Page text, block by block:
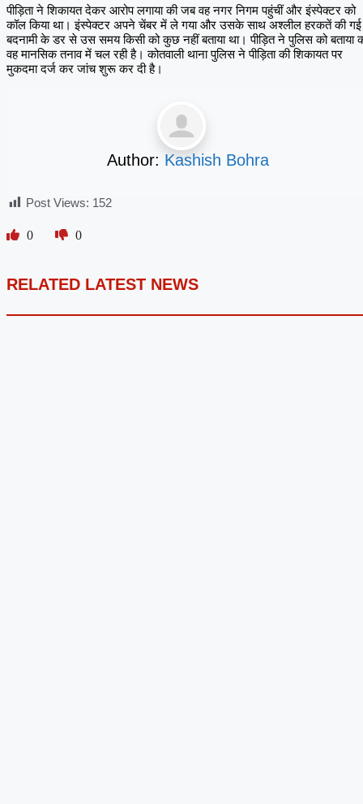
पीड़िता ने शिकायत देकर आरोप लगाया की जब वह नगर निगम पहुंचीं और इंस्पेक्टर को
कॉल किया था। इंस्पेक्टर अपने चेंबर में ले गया और उसके साथ अश्लील हरकतें की
बदनामी के डर से उस समय किसी को कुछ नहीं बताया था। पीड़ित ने पुलिस को बताया
वह मानसिक तनाव में चल रही है। कोतवाली थाना पुलिस ने पीड़िता की शिकायत पर
मुकदमा दर्ज कर जांच शुरू कर दी है।
Author: Kashish Bohra
Post Views: 152
0 0
RELATED LATEST NEWS